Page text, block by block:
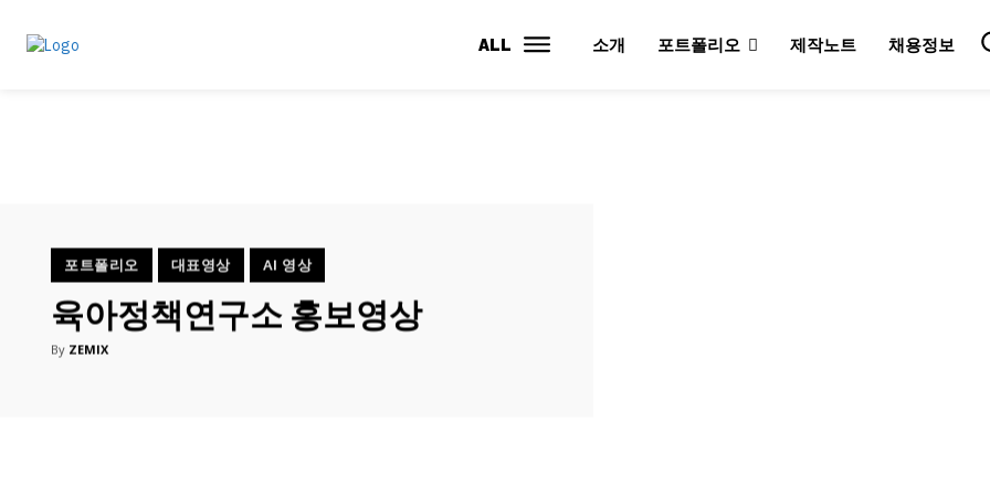
ALL 소개 포트폴리오 제작노트 채용정보
포트폴리오 대표영상 AI 영상
육아정책연구소 홍보영상
By ZEMIX